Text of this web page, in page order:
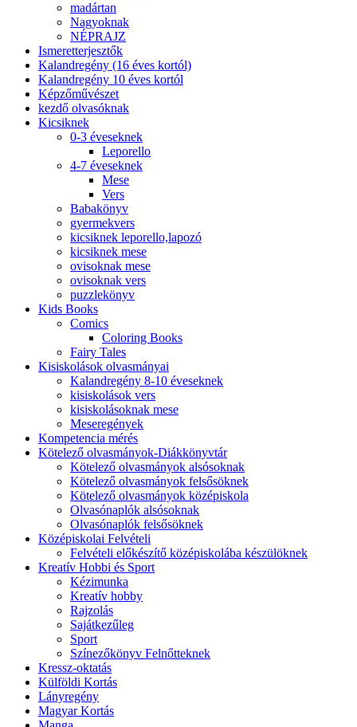
madártan
Nagyoknak
NÉPRAJZ
Ismeretterjesztők
Kalandregény (16 éves kortól)
Kalandregény 10 éves kortól
Képzőművészet
kezdő olvasóknak
Kicsiknek
0-3 éveseknek
Leporello
4-7 éveseknek
Mese
Vers
Babakönyv
gyermekvers
kicsiknek leporello,lapozó
kicsiknek mese
ovisoknak mese
ovisoknak vers
puzzlekönyv
Kids Books
Comics
Coloring Books
Fairy Tales
Kisiskolások olvasmányai
Kalandregény 8-10 éveseknek
kisiskolások vers
kisiskolásoknak mese
Meseregények
Kompetencia mérés
Kötelező olvasmányok-Diákkönyvtár
Kötelező olvasmányok alsósoknak
Kötelező olvasmányok felsősöknek
Kötelező olvasmányok középiskola
Olvasónaplók alsósoknak
Olvasónaplók felsősöknek
Középiskolai Felvételi
Felvételi előkészítő középiskolába készülöknek
Kreatív Hobbi és Sport
Kézimunka
Kreatív hobby
Rajzolás
Sajátkezűleg
Sport
Színezőkönyv Felnőtteknek
Kressz-oktatás
Külföldi Kortás
Lányregény
Magyar Kortás